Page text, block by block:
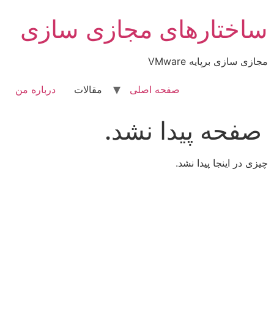
محتوا
ساختارهای مجازی سازی
مجازی سازی برپایه VMware
صفحه اصلی مقالات درباره من
صفحه پیدا نشد.
چیزی در اینجا پیدا نشد.